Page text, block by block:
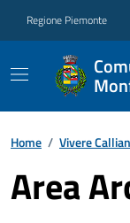
Regione Piemonte
Home / Vivere
Area